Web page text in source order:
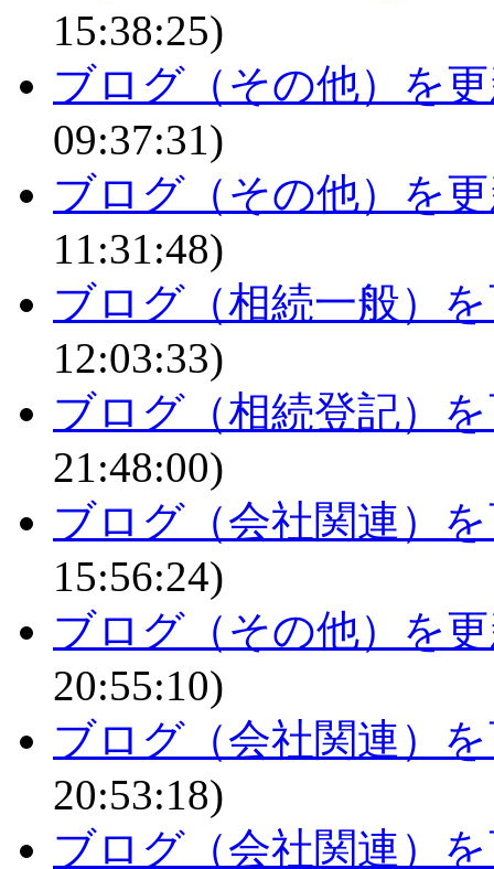
15:38:25)
ブログ（その他）を
09:37:31)
ブログ（その他）を
11:31:48)
ブログ（相続一般）
12:03:33)
ブログ（相続登記）
21:48:00)
ブログ（会社関連）
15:56:24)
ブログ（その他）を
20:55:10)
ブログ（会社関連）
20:53:18)
ブログ（会社関連）